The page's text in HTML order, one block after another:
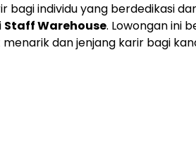
individu yang berdedikasi
Staff Warehouse. Lowongan ini
dan jenjang karir bagi